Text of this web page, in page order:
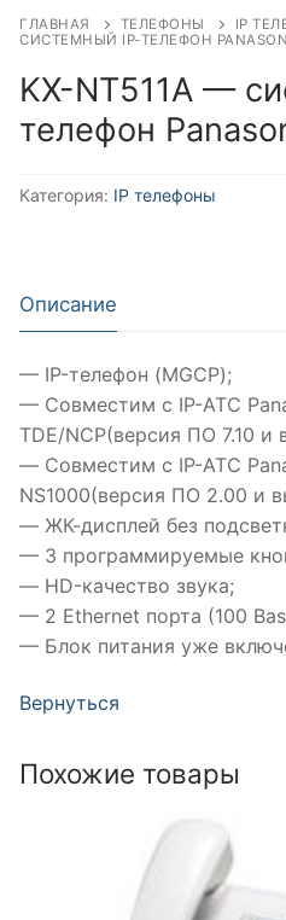
ГЛАВНАЯ ТЕЛЕФОНЫ IP
СИСТЕМНЫЙ IP-ТЕЛЕФОН
KX-NT511А —
телефон
Категория: IP телефоны
Описание
— IP-телефон (MGCP);
— Совместим с IP-АТС
TDE/NCP(версия ПО 7.10 и
— Совместим с IP-АТС
NS1000(версия ПО 2.00 и
— ЖК-дисплей без
— 3 программируемые
— HD-качество звука;
— 2 Ethernet порта (100
— Блок питания уже
Вернуться
Похожие товары